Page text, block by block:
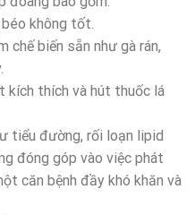
không tốt.
chế biến sẵn như gà rán,
kích thích và hút thuốc lá
tiểu đường, rối loạn lipid
đóng góp vào việc phát
căn bệnh đầy khó khăn và